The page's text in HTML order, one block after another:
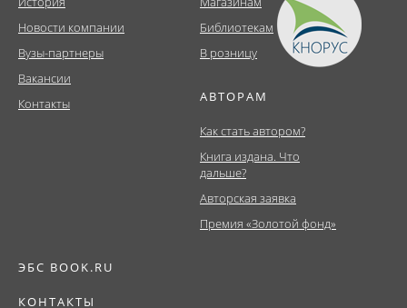
Новости компании
Вузы-партнеры
Вакансии
Контакты
Библиотекам
В розницу
АВТОРАМ
Как стать автором?
Книга издана. Что
дальше?
Авторская заявка
Премия «Золотой фонд»
ЭБС BOOK.RU
КОНТАКТЫ